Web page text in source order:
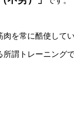
を常に酷使してい
謂トレーニング